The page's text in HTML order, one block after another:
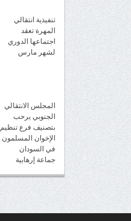
تنفيذية انتقالي
المهرة تعقد
اجتماعها الدوري
لشهر مارس
المجلس الانتقالي
الجنوبي يرحب
بتصنيف فرع تنظيم
الإخوان المسلمون
في السودان
جماعة إرهابية